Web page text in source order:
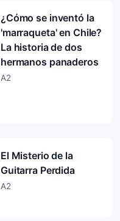
¿Cómo se inventó la
'marraqueta' en Chile?
La historia de dos
hermanos panaderos
A2
El Misterio de la
Guitarra Perdida
A2